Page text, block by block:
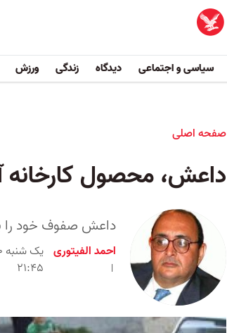
سیاسی و اجتماعی دیدگاه زندگی ورزش
صفحه اصلی
داعش، محصول کارخانه
داعش صفوف خود را
احمد الفیتوری
۲۱:۴۵